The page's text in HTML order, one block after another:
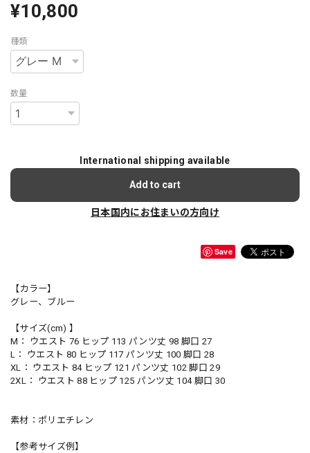
¥10,800
種類
数量
International shipping available
Add to cart
日本国内にお住まいの方向け
Save
【カラー】
グレー、ブルー
【サイズ(cm) 】
M： ウエスト 76 ヒップ 113 パンツ丈 98 脚口 27
L： ウエスト 80 ヒップ 117 パンツ丈 100 脚口 28
XL： ウエスト 84 ヒップ 121 パンツ丈 102 脚口 29
2XL： ウエスト 88 ヒップ 125 パンツ丈 104 脚口 30
素材：ポリエチレン
【参考サイズ例】